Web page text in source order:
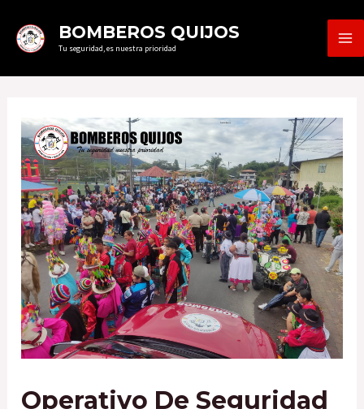
BOMBEROS QUIJOS
Tu seguridad, es nuestra prioridad
Operativo De Seguridad